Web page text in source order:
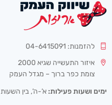
להזמנות: 04-6415091
איזור התעשייה שגיא 2000
צומת כפר ברוך – מגדל העמק
ימים ושעות פעילות: א’-ה’, בין השעות 08:30-16:30